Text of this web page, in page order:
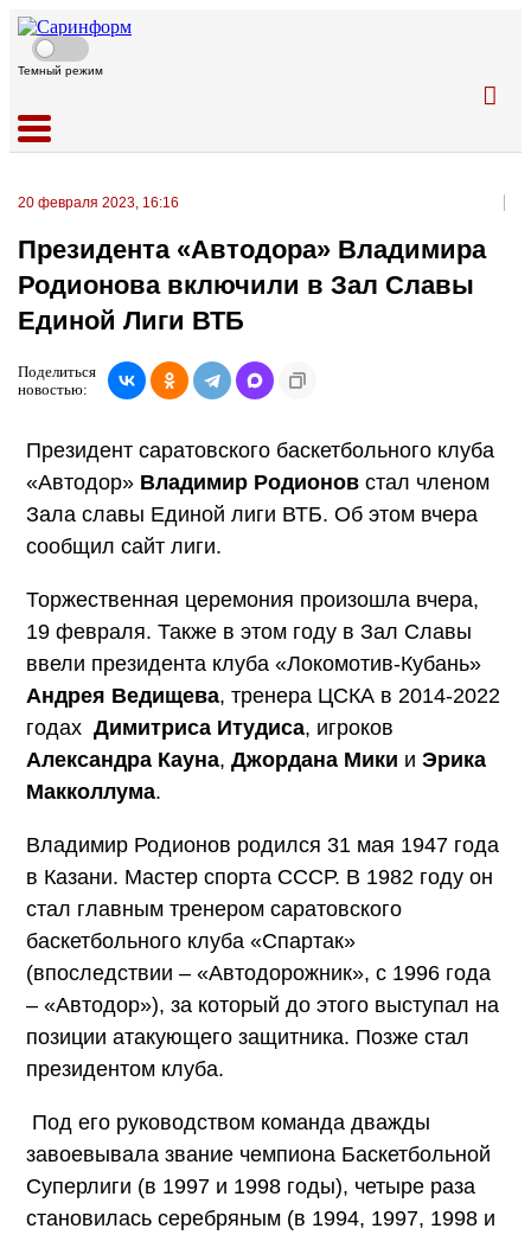
Темный режим
20 февраля 2023, 16:16
Президента «Автодора» Владимира
Родионова включили в Зал Славы
Единой Лиги ВТБ
Поделиться
новостью:
Президент саратовского баскетбольного клуба
«Автодор» Владимир Родионов стал членом
Зала славы Единой лиги ВТБ. Об этом вчера
сообщил сайт лиги.
Торжественная церемония произошла вчера,
19 февраля. Также в этом году в Зал Славы
ввели президента клуба «Локомотив-Кубань»
Андрея Ведищева, тренера ЦСКА в 2014-2022
годах Димитриса Итудиса, игроков
Александра Кауна, Джордана Мики и Эрика
Макколлума.
Владимир Родионов родился 31 мая 1947 года
в Казани. Мастер спорта СССР. В 1982 году он
стал главным тренером саратовского
баскетбольного клуба «Спартак»
(впоследствии – «Автодорожник», с 1996 года
– «Автодор»), за который до этого выступал на
позиции атакующего защитника. Позже стал
президентом клуба.
Под его руководством команда дважды
завоевывала звание чемпиона Баскетбольной
Суперлиги (в 1997 и 1998 годы), четыре раза
становилась серебряным (в 1994, 1997, 1998 и